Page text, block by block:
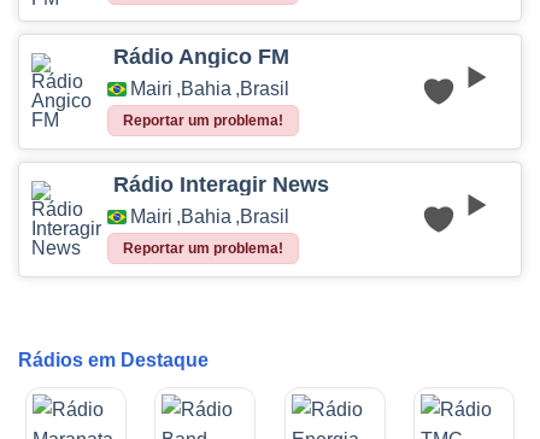
Rádio Angico FM
Mairi ,Bahia ,Brasil
Reportar um problema!
Rádio Interagir News
Mairi ,Bahia ,Brasil
Reportar um problema!
Rádios em Destaque